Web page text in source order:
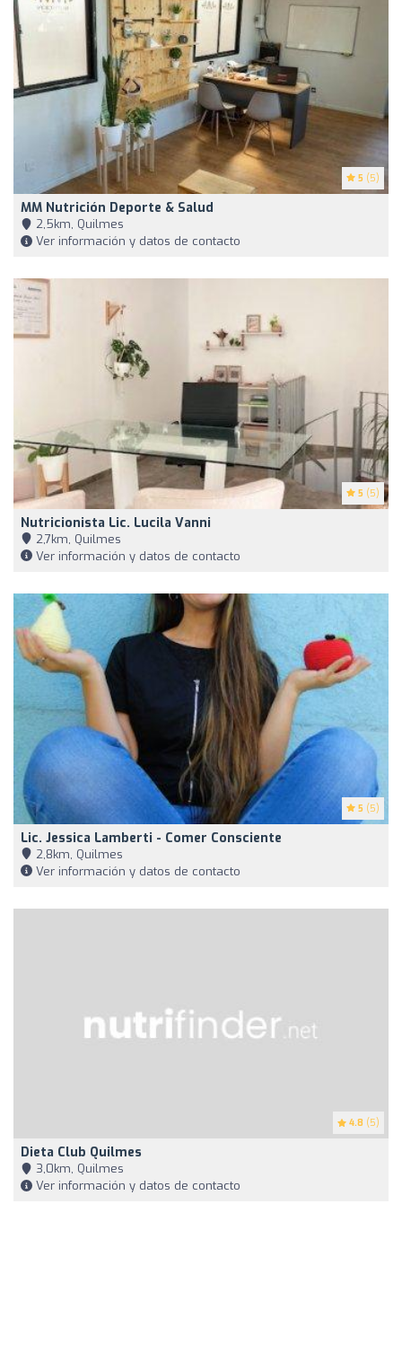
5 (5)
MM Nutrición Deporte & Salud
2,5km, Quilmes
Ver información y datos de contacto
5 (5)
Nutricionista Lic. Lucila Vanni
2,7km, Quilmes
Ver información y datos de contacto
5 (5)
Lic. Jessica Lamberti - Comer Consciente
2,8km, Quilmes
Ver información y datos de contacto
4.8 (5)
Dieta Club Quilmes
3,0km, Quilmes
Ver información y datos de contacto